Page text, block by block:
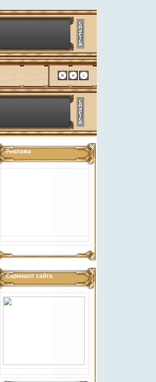
Реклама
Скриншот сайта